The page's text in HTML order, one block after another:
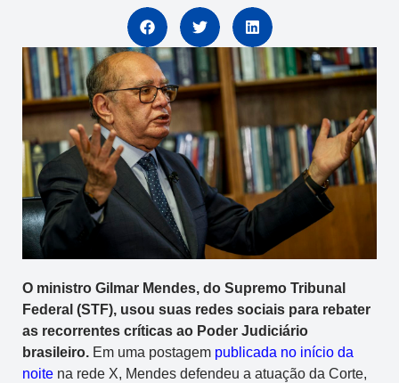
O ministro Gilmar Mendes, do Supremo Tribunal
Federal (STF), usou suas redes sociais para rebater
as recorrentes críticas ao Poder Judiciário
brasileiro. Em uma postagem publicada no início da
noite na rede X, Mendes defendeu a atuação da Corte,